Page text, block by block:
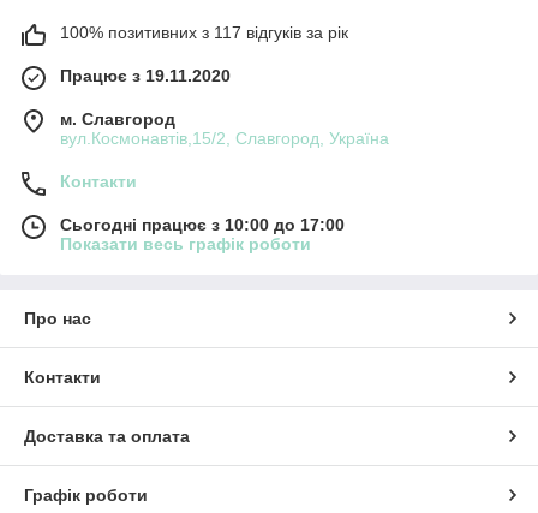
100% позитивних з 117 відгуків за рік
Працює з 19.11.2020
м. Славгород
вул.Космонавтів,15/2, Славгород, Україна
Контакти
Сьогодні працює з 10:00 до 17:00
Показати весь графік роботи
Про нас
Контакти
Доставка та оплата
Графік роботи